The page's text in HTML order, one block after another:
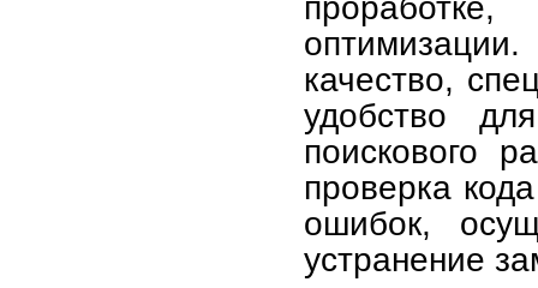
качество,
удобство
поискового
проверка
ошибок,
устранение